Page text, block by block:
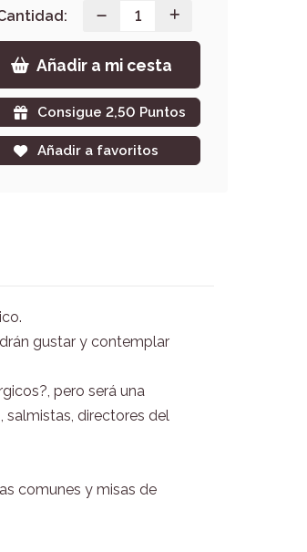
Añadir a mi cesta
Consigue 2,50 Puntos
Añadir a favoritos
gustar y contemplar
pero será una
salmistas, directores del
comunes y misas de